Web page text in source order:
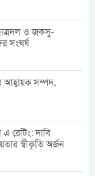
ছাত্রদল ও জকসু-
সংঘর্ষ
আহ্বায়ক সম্পদ,
রেটিং: দাবি
স্বীকৃতি অর্জন